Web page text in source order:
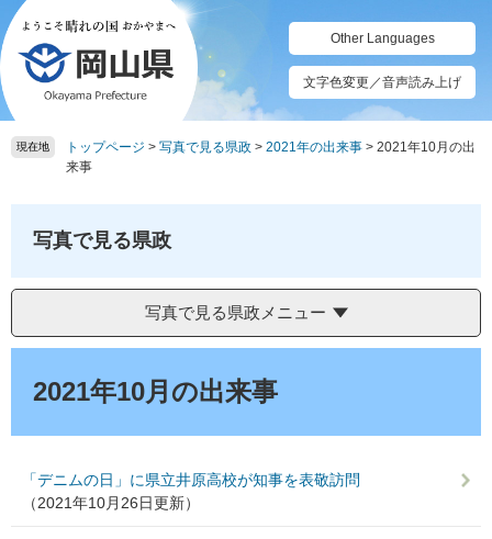
ペ
ー
ジ
の
先
頭
メ
ニ
ュ
ー
を
飛
Other Languages
文字色変更／音声読み上げ
現在地 トップページ > 写真で見る県政 > 2021年の出来事 > 2021年10月の出
来事
写真で見る県政
写真で見る県政メニュー
2021年10月の出来事
「デニムの日」に県立井原高校が知事を表敬訪問
（2021年10月26日更新）